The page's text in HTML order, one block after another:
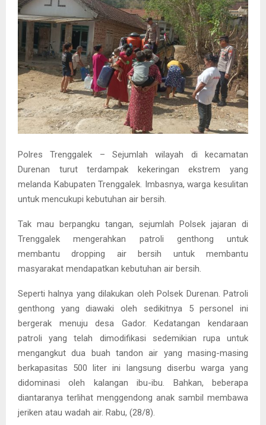
Polres Trenggalek – Sejumlah wilayah di kecamatan
Durenan turut terdampak kekeringan ekstrem yang
melanda Kabupaten Trenggalek. Imbasnya, warga kesulitan
untuk mencukupi kebutuhan air bersih.
Tak mau berpangku tangan, sejumlah Polsek jajaran di
Trenggalek mengerahkan patroli genthong untuk
membantu dropping air bersih untuk membantu
masyarakat mendapatkan kebutuhan air bersih.
Seperti halnya yang dilakukan oleh Polsek Durenan. Patroli
genthong yang diawaki oleh sedikitnya 5 personel ini
bergerak menuju desa Gador. Kedatangan kendaraan
patroli yang telah dimodifikasi sedemikian rupa untuk
mengangkut dua buah tandon air yang masing-masing
berkapasitas 500 liter ini langsung diserbu warga yang
didominasi oleh kalangan ibu-ibu. Bahkan, beberapa
diantaranya terlihat menggendong anak sambil membawa
jeriken atau wadah air. Rabu, (28/8).